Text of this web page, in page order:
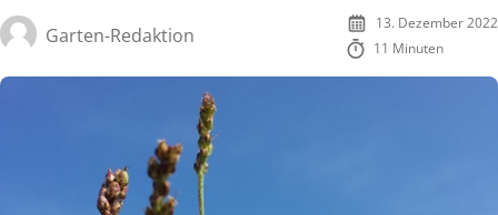
Garten-Redaktion
13. Dezember 2022
11 Minuten